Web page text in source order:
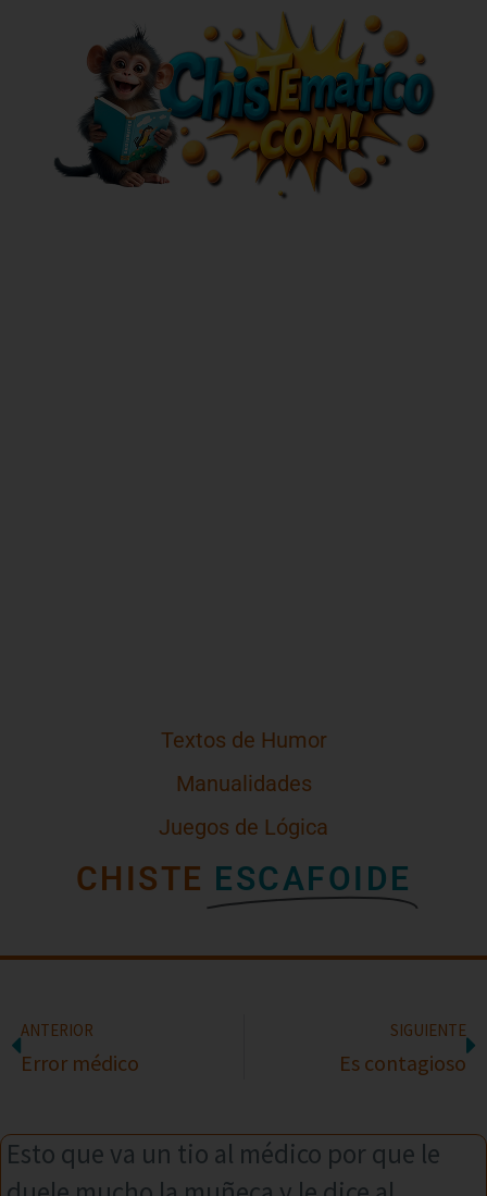
Textos de Humor
Manualidades
Juegos de Lógica
CHISTE ESCAFOIDE
ANTERIOR
Error médico
SIGUIENTE
Es contagioso
Esto que va un tio al médico por que le